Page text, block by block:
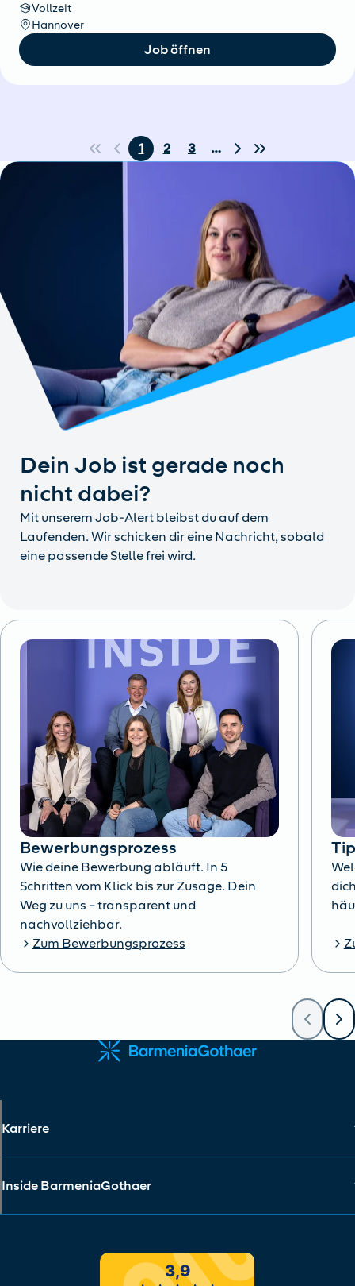
Vollzeit
Hannover
Job öffnen
1 2 3 …
Dein Job ist gerade noch
nicht dabei?
Mit unserem Job-Alert bleibst du auf dem
Laufenden. Wir schicken dir eine Nachricht, sobald
eine passende Stelle frei wird.
Bewerbungsprozess
Wie deine Bewerbung abläuft. In 5
Schritten vom Klick bis zur Zusage. Dein
Weg zu uns – transparent und
nachvollziehbar.
Zum Bewerbungsprozess
Karriere
Inside BarmeniaGothaer